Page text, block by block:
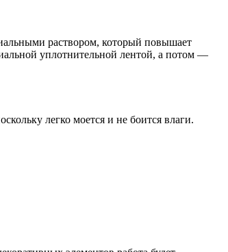
раствором, который повышает
уплотнительной лентой, а потом —
легко моется и не боится влаги.